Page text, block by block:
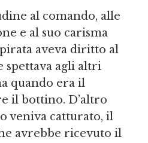
al comando, alle
e al suo carisma
aveva diritto al
spettava agli altri
quando era il
il bottino. D’altro
veniva catturato, il
avrebbe ricevuto il